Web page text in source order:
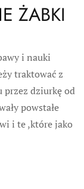
ŻABKI
i nauki
traktować z
przez dziurkę od
powstałe
i te ,które jako